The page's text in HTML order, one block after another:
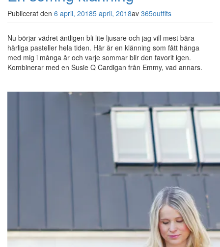
Publicerat den 6 april, 20185 april, 2018av 365outfits
Nu börjar vädret äntligen bli lite ljusare och jag vill mest bära
härliga pasteller hela tiden. Här är en klänning som fått hänga
med mig i många år och varje sommar blir den favorit igen.
Kombinerar med en Susie Q Cardigan från Emmy, vad annars.